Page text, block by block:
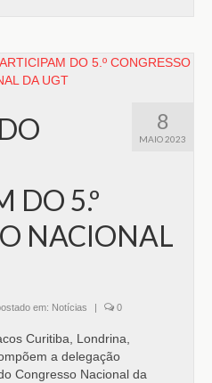
8
MAIO 2023
DO 5.º
NACIONAL
em: Notícias 0
Curitiba, Londrina,
a delegação
Congresso Nacional da